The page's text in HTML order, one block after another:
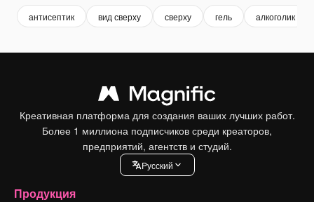
антисептик вид сверху сверху гель алкоголик
Креативная платформа для создания ваших лучших работ.
Более 1 миллиона подписчиков среди креаторов,
предприятий, агентств и студий.
Pусский
Продукция